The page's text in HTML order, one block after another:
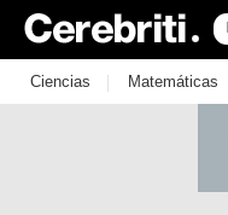
Ciencias | Matemáticas